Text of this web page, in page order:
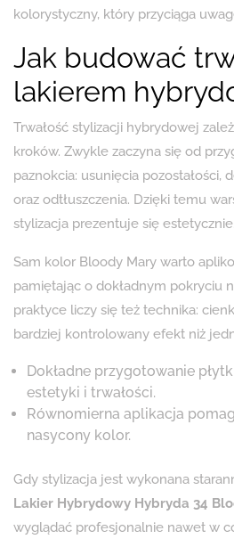
kolorystyczny, który przyciąga
Jak budować
lakierem
Trwałość stylizacji hybrydowej
kroków. Zwykle zaczyna się od
paznokcia: usunięcia pozostałości,
oraz odtłuszczenia. Dzięki temu
stylizacja prezentuje się estetycznie.
Sam kolor Bloody Mary warto
pamiętając o dokładnym pokryciu
praktyce liczy się też technika:
bardziej kontrolowany efekt niż
Dokładne przygotowanie
estetyki i trwałości.
Równomierna aplikacja
nasycony kolor.
Gdy stylizacja jest wykonana
Lakier Hybrydowy Hybryda 34
wyglądać profesjonalnie nawet w